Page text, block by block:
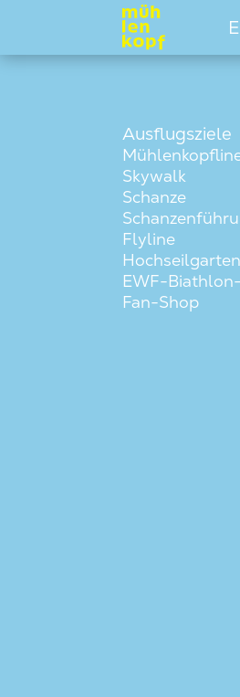
Ausflugsziele
Skywalk
Schanze
Flyline
Hochseilgarten
EWF-
Fan-Shop